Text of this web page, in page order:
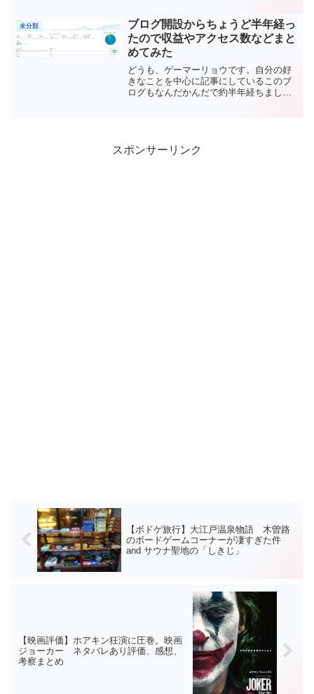
あたる、「副業」について自分のやった
範囲でメリットやデメリット...
未分類
ブログ開設からちょうど半年経っ
たので収益やアクセス数などまと
めてみた
どうも、ゲーマーリョウです。自分の好
きなことを中心に記事にしているこのブ
ログもなんだかんだで約半年経ちまし
スポンサーリンク
【ボドゲ旅行】大江戸温泉物語 木曽路
のボードゲームコーナーが凄すぎた件
and サウナ聖地の「しきじ」
【映画評価】ホアキン狂演に圧巻。映画
ジョーカー ネタバレあり評価、感想、
考察まとめ